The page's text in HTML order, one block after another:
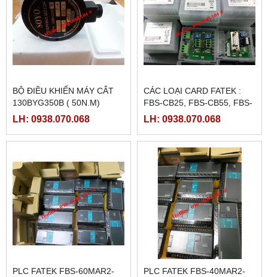
BỘ ĐIỀU KHIỂN MÁY CẮT
130BYG350B ( 50N.M)
LH: 0938.070.068
CÁC LOẠI CARD FATEK :
FBS-CB25, FBS-CB55, FBS-
CB2, FBS-CB5
LH: 0938.070.068
PLC FATEK FBS-60MAR2-
PLC FATEK FBS-40MAR2-